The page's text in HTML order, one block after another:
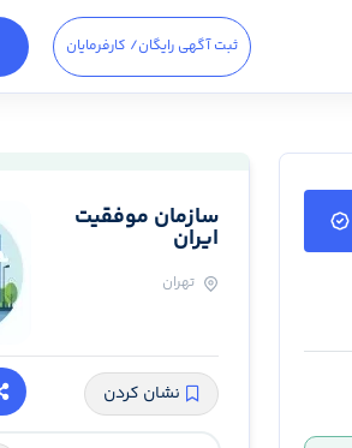
ثبت آگهی رایگان/ کارفرمایان
ساز‌مان موفقیت
ایران
تهران
نشان کردن